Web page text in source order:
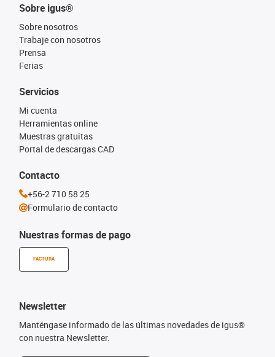
Sobre igus®
Sobre nosotros
Trabaje con nosotros
Prensa
Ferias
Nuestras formas de pago
FACTURA
Servicios
Mi cuenta
Herramientas online
Muestras gratuitas
Portal de descargas CAD
Newsletter
Manténgase informado de las últimas novedades de igus®
con nuestra Newsletter.
Contacto
+56-2 710 58 25
Formulario de contacto